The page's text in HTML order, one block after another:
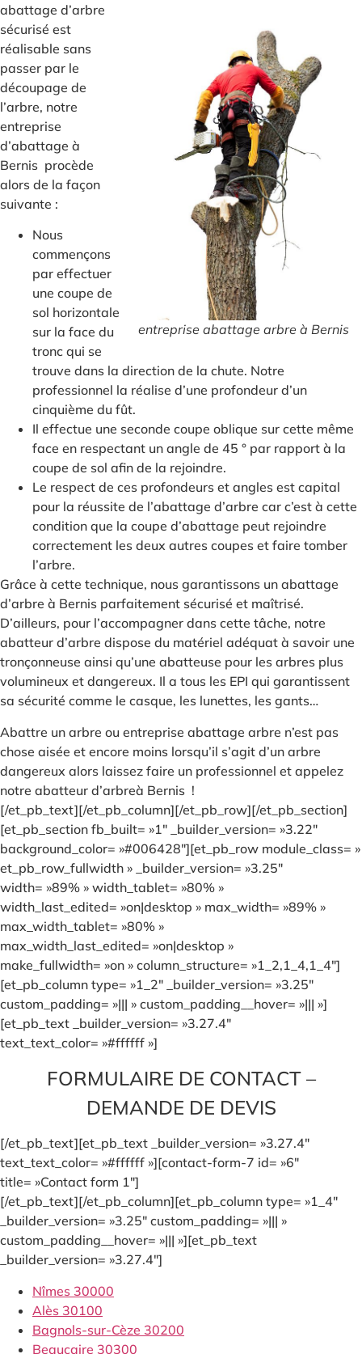
entreprise abattage arbre à Bernis
abattage d’arbre
sécurisé est
réalisable sans
passer par le
découpage de
l’arbre, notre
entreprise
d’abattage à
Bernis procède
alors de la façon
suivante :
Nous
commençons
par effectuer
une coupe de
sol horizontale
sur la face du
tronc qui se
trouve dans la direction de la chute. Notre
professionnel la réalise d’une profondeur d’un
cinquième du fût.
Il effectue une seconde coupe oblique sur cette même
face en respectant un angle de 45 ° par rapport à la
coupe de sol afin de la rejoindre.
Le respect de ces profondeurs et angles est capital
pour la réussite de l’abattage d’arbre car c’est à cette
condition que la coupe d’abattage peut rejoindre
correctement les deux autres coupes et faire tomber
l’arbre.
Grâce à cette technique, nous garantissons un abattage
d’arbre à Bernis parfaitement sécurisé et maîtrisé.
D’ailleurs, pour l’accompagner dans cette tâche, notre
abatteur d’arbre dispose du matériel adéquat à savoir une
tronçonneuse ainsi qu’une abatteuse pour les arbres plus
volumineux et dangereux. Il a tous les EPI qui garantissent
sa sécurité comme le casque, les lunettes, les gants…
Abattre un arbre ou entreprise abattage arbre n’est pas
chose aisée et encore moins lorsqu’il s’agit d’un arbre
dangereux alors laissez faire un professionnel et appelez
notre abatteur d’arbreà Bernis !
[/et_pb_text][/et_pb_column][/et_pb_row][/et_pb_section]
[et_pb_section fb_built= »1″ _builder_version= »3.22″
background_color= »#006428″][et_pb_row module_class= »
et_pb_row_fullwidth » _builder_version= »3.25″
width= »89% » width_tablet= »80% »
width_last_edited= »on|desktop » max_width= »89% »
max_width_tablet= »80% »
max_width_last_edited= »on|desktop »
make_fullwidth= »on » column_structure= »1_2,1_4,1_4″]
[et_pb_column type= »1_2″ _builder_version= »3.25″
custom_padding= »||| » custom_padding__hover= »||| »]
[et_pb_text _builder_version= »3.27.4″
text_text_color= »#ffffff »]
FORMULAIRE DE CONTACT –
DEMANDE DE DEVIS
[/et_pb_text][et_pb_text _builder_version= »3.27.4″
text_text_color= »#ffffff »][contact-form-7 id= »6″
title= »Contact form 1″]
[/et_pb_text][/et_pb_column][et_pb_column type= »1_4″
_builder_version= »3.25″ custom_padding= »||| »
custom_padding__hover= »||| »][et_pb_text
_builder_version= »3.27.4″]
Nîmes 30000
Alès 30100
Bagnols-sur-Cèze 30200
Beaucaire 30300